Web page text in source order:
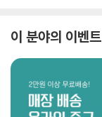
이 분야의 이벤트